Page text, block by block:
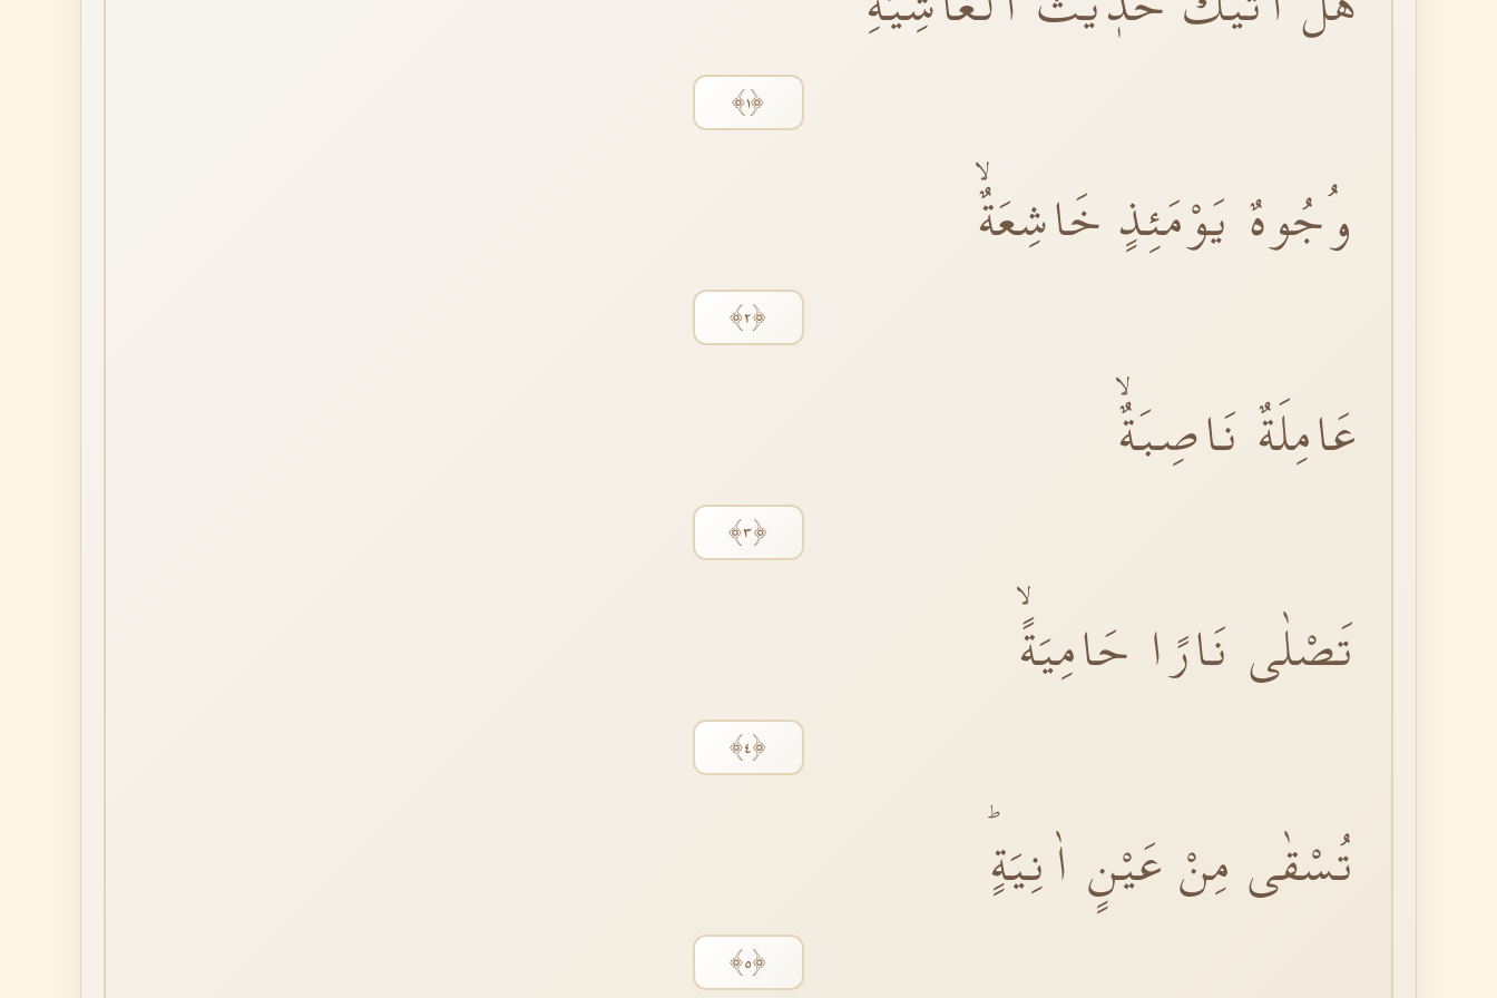
﴿١﴾
وُجُوهٌ يَوْمَئِذٍ خَاشِعَةٌۙ
﴿٢﴾
عَامِلَةٌ نَاصِبَةٌۙ
﴿٣﴾
تَصْلٰى نَارًا حَامِيَةًۙ
﴿٤﴾
تُسْقٰى مِنْ عَيْنٍ اٰنِيَةٍؕ
﴿٥﴾